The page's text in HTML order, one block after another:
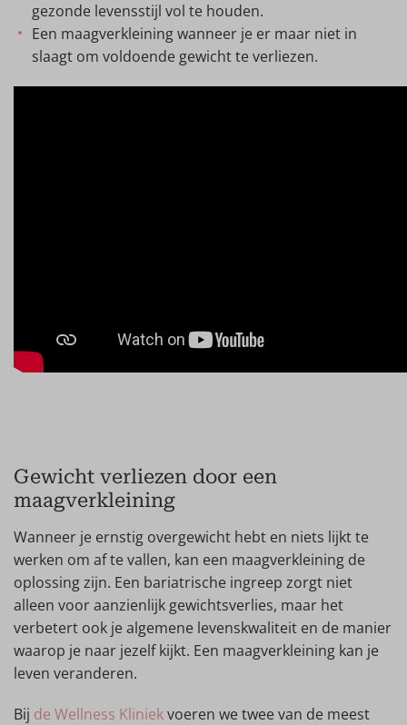
gezonde levensstijl vol te houden.
Een maagverkleining wanneer je er maar niet in
slaagt om voldoende gewicht te verliezen.
Gewicht verliezen door een
maagverkleining
Wanneer je ernstig overgewicht hebt en niets lijkt te
werken om af te vallen, kan een maagverkleining de
oplossing zijn. Een bariatrische ingreep zorgt niet
alleen voor aanzienlijk gewichtsverlies, maar het
verbetert ook je algemene levenskwaliteit en de manier
waarop je naar jezelf kijkt. Een maagverkleining kan je
leven veranderen.
Bij de Wellness Kliniekvoeren we twee van de meest